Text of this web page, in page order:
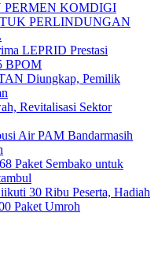
KOMDIGI
PERLINDUNGAN
LEPRID Prestasi
BPOM
Diungkap, Pemilik
Revitalisasi Sektor
Air PAM Bandarmasih
Paket Sembako untuk
30 Ribu Peserta, Hadiah
Paket Umroh